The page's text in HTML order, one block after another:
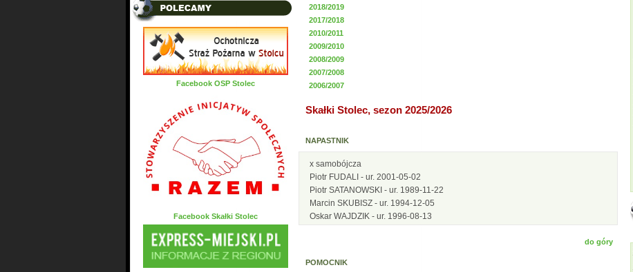
Facebook OSP Stolec
Facebook Skałki Stolec
2018/2019
2017/2018
2010/2011
2009/2010
2008/2009
2007/2008
2006/2007
Skałki Stolec, sezon 2025/2026
NAPASTNIK
x samobójcza
Piotr FUDALI - ur. 2001-05-02
Piotr SATANOWSKI - ur. 1989-11-22
Marcin SKUBISZ - ur. 1994-12-05
Oskar WAJDZIK - ur. 1996-08-13
do góry
POMOCNIK